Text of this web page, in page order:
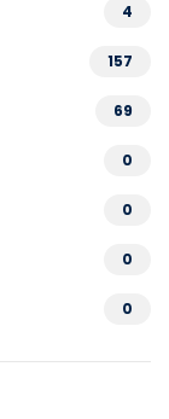
4
157
69
0
0
0
0